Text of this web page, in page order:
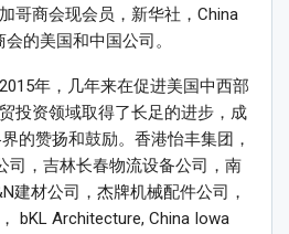
哥商会现会员，新华社，China
的美国和中国公司。
年，几年来在促进美国中西部
投资领域取得了长足的进步，成
的赞扬和鼓励。香港怡丰集团，
司，吉林长春物流设备公司，南
建材公司，杰牌机械配件公司，
bKL Architecture, China Iowa